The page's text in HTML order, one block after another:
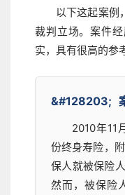
以下这起案例
裁判立场。案件
实，具有很高的参
2010年11
份终身寿险，
保人就被保险
然而，被保险